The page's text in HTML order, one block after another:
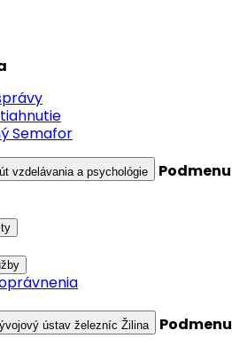
Semafor
vzdelávania a psychológie Podmenu
ústav železníc Žilina
Podmenu